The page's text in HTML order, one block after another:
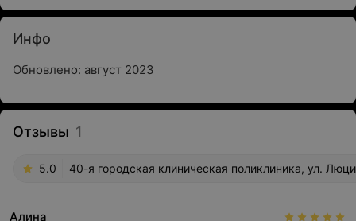
Инфо
Обновлено: август 2023
Отзывы 1
5.0 40-я городская клиническая поликлиника, ул.
Алина